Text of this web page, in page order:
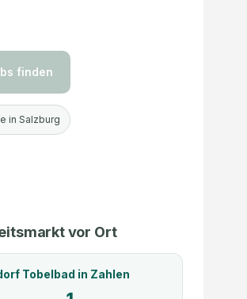
finden
in Salzburg
vor Ort
Tobelbad in Zahlen